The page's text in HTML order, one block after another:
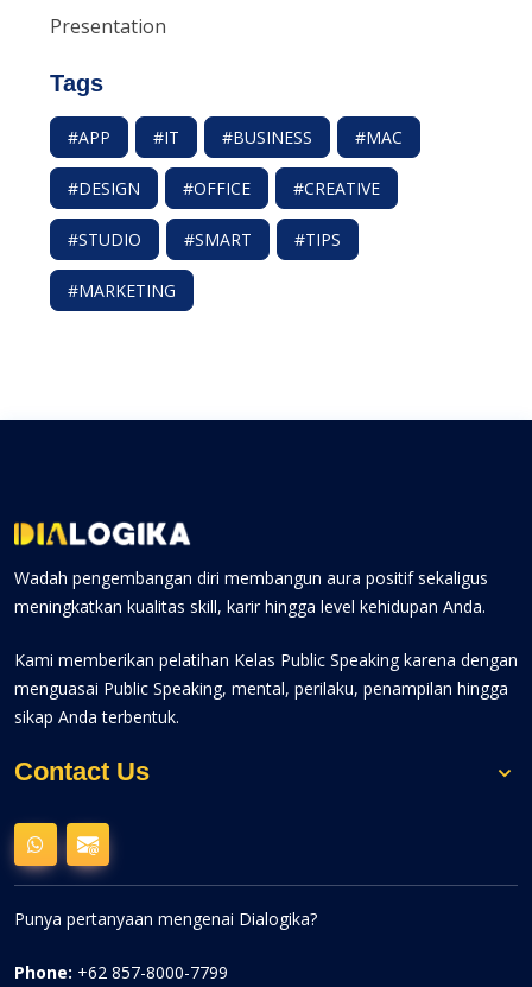
Presentation
Tags
#APP #IT #BUSINESS #MAC
#DESIGN #OFFICE #CREATIVE
#STUDIO #SMART #TIPS
#MARKETING
Wadah pengembangan diri membangun aura positif sekaligus
meningkatkan kualitas skill, karir hingga level kehidupan Anda.
Kami memberikan pelatihan Kelas Public Speaking karena dengan
menguasai Public Speaking, mental, perilaku, penampilan hingga
sikap Anda terbentuk.
Contact Us
Punya pertanyaan mengenai Dialogika?
Phone: +62 857-8000-7799